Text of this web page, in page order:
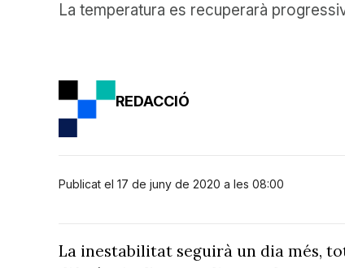
La temperatura es recuperarà
REDACCIÓ
Publicat el 17 de juny de 2020 a les 08:00
La inestabilitat seguirà un dia més,